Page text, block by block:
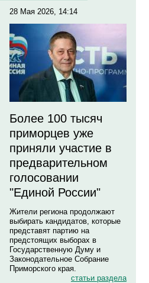
28 Мая 2026, 14:14
Более 100 тысяч
приморцев уже
приняли участие в
предварительном
голосовании
"Единой России"
Жители региона продолжают
выбирать кандидатов, которые
представят партию на
предстоящих выборах в
Государственную Думу и
Законодательное Собрание
Приморского края.
статьи раздела